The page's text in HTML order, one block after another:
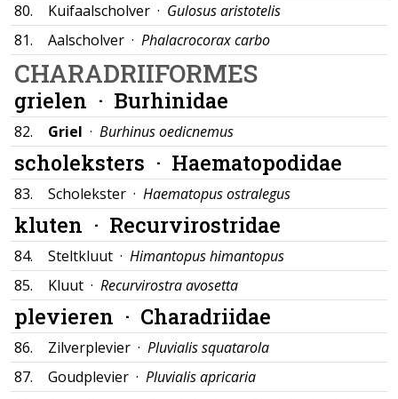
80. Kuifaalscholver · Gulosus aristotelis
81.
Aalscholver · Phalacrocorax carbo
CHARADRIIFORMES
grielen · Burhinidae
82. Griel · Burhinus oedicnemus
scholeksters · Haematopodidae
83. Scholekster · Haematopus ostralegus
kluten · Recurvirostridae
84. Steltkluut · Himantopus himantopus
85.
Kluut · Recurvirostra avosetta
plevieren · Charadriidae
86. Zilverplevier · Pluvialis squatarola
87.
Goudplevier · Pluvialis apricaria